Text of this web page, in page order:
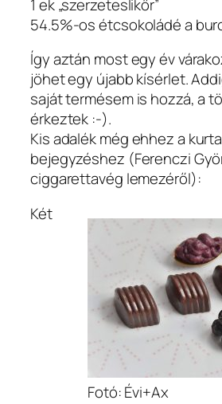
1 ek „szerzeteslikőr”
54.5%-os étcsokoládé a
Így aztán most egy év
jöhet egy újabb kísérlet.
saját termésem is hozzá, a
érkeztek :-).
Kis adalék még ehhez a
bejegyzéshez (Ferenczi
ciggarettavég lemezéről):
Fotó: Évi+Ax
Két